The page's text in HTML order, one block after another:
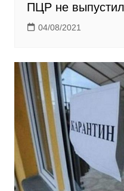
ПЦР не
04/08/2021